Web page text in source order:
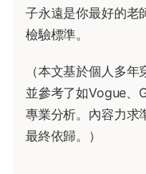
子永遠是你最好的老
檢驗標準。
（本文基於個人多
並參考了如Vogue、
專業分析。內容力求
最終依歸。）